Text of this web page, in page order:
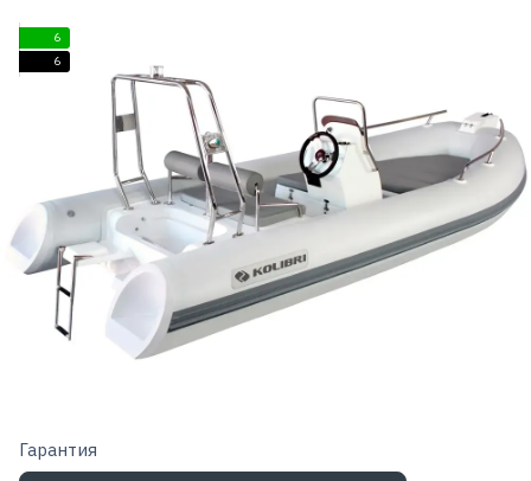
6
6
Гарантия